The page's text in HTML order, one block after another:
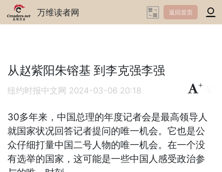
万维读者网 返回首页
从赵紫阳朱镕基 到李克强李强
纽约时报中文网 2024-03-06 20:18
+
30多年来，中国总理的年度记者会是最高领导人
就国家状况回答记者提问的唯一机会。它也是公
众仔细打量中国二号人物的唯一机会。在一个没
有选举的国家，这可能是一些中国人感受政治参